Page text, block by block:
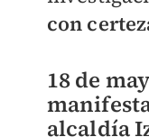
con
18 de
alcaldía